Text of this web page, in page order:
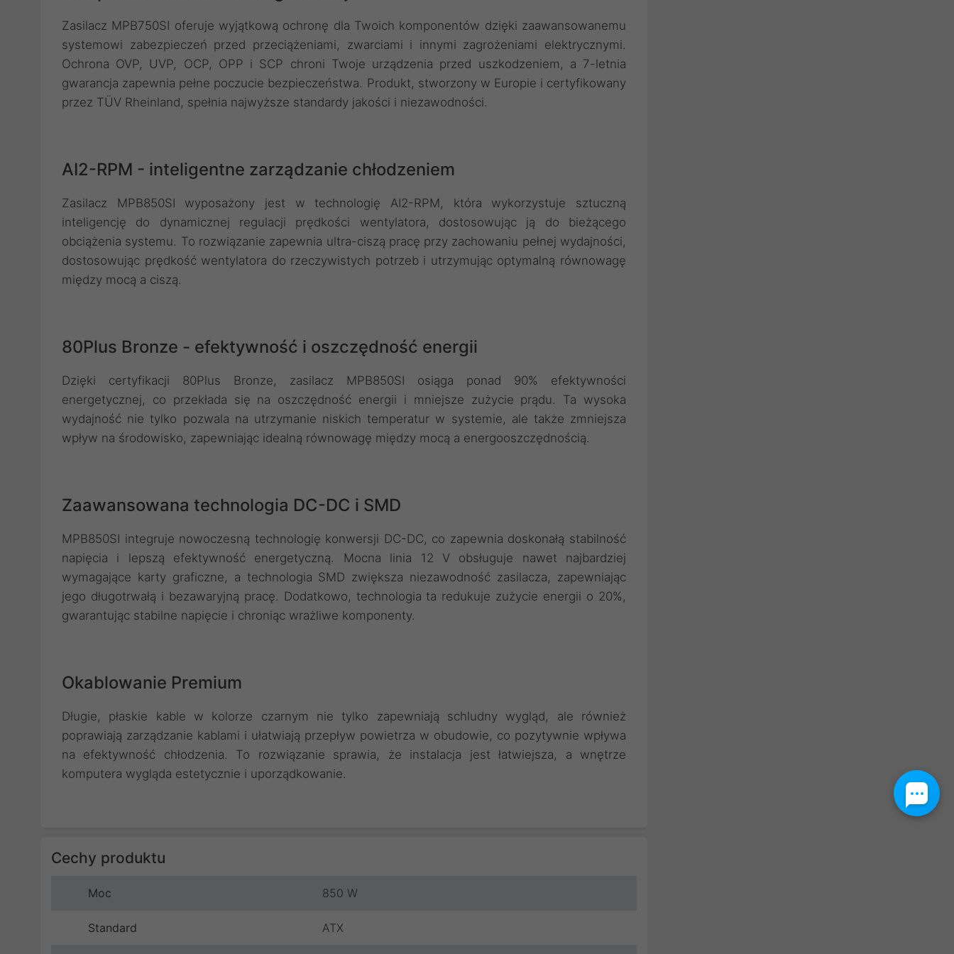
Zasilacz MPB750SI oferuje wyjątkową ochronę dla Twoich komponentów dzięki zaawansowanemu
systemowi zabezpieczeń przed przeciążeniami, zwarciami i innymi zagrożeniami elektrycznymi.
Ochrona OVP, UVP, OCP, OPP i SCP chroni Twoje urządzenia przed uszkodzeniem, a 7-letnia
gwarancja zapewnia pełne poczucie bezpieczeństwa. Produkt, stworzony w Europie i certyfikowany
przez TÜV Rheinland, spełnia najwyższe standardy jakości i niezawodności.
AI2-RPM - inteligentne zarządzanie chłodzeniem
Zasilacz MPB850SI wyposażony jest w technologię AI2-RPM, która wykorzystuje sztuczną
inteligencję do dynamicznej regulacji prędkości wentylatora, dostosowując ją do bieżącego
obciążenia systemu. To rozwiązanie zapewnia ultra-ciszą pracę przy zachowaniu pełnej wydajności,
dostosowując prędkość wentylatora do rzeczywistych potrzeb i utrzymując optymalną równowagę
między mocą a ciszą.
80Plus Bronze - efektywność i oszczędność energii
Dzięki certyfikacji 80Plus Bronze, zasilacz MPB850SI osiąga ponad 90% efektywności
energetycznej, co przekłada się na oszczędność energii i mniejsze zużycie prądu. Ta wysoka
wydajność nie tylko pozwala na utrzymanie niskich temperatur w systemie, ale także zmniejsza
wpływ na środowisko, zapewniając idealną równowagę między mocą a energooszczędnością.
Zaawansowana technologia DC-DC i SMD
MPB850SI integruje nowoczesną technologię konwersji DC-DC, co zapewnia doskonałą stabilność
napięcia i lepszą efektywność energetyczną. Mocna linia 12 V obsługuje nawet najbardziej
wymagające karty graficzne, a technologia SMD zwiększa niezawodność zasilacza, zapewniając
jego długotrwałą i bezawaryjną pracę. Dodatkowo, technologia ta redukuje zużycie energii o 20%,
gwarantując stabilne napięcie i chroniąc wrażliwe komponenty.
Okablowanie Premium
Długie, płaskie kable w kolorze czarnym nie tylko zapewniają schludny wygląd, ale również
poprawiają zarządzanie kablami i ułatwiają przepływ powietrza w obudowie, co pozytywnie wpływa
na efektywność chłodzenia. To rozwiązanie sprawia, że instalacja jest łatwiejsza, a wnętrze
komputera wygląda estetycznie i uporządkowanie.
Cechy produktu
Moc 850 W
Standard ATX